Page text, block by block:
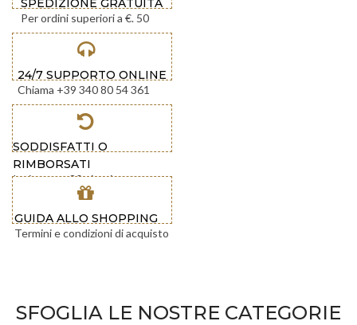
SPEDIZIONE GRATUITA
Per ordini superiori a €. 50
24/7 SUPPORTO ONLINE
Chiama +39 340 80 54 361
SODDISFATTI O
RIMBORSATI
Invia entro 30 giorni
GUIDA ALLO SHOPPING
Termini e condizioni di acquisto
SFOGLIA LE NOSTRE CATEGORIE